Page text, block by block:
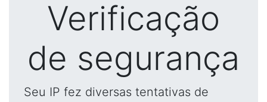
Verificação
de segurança
Seu IP fez diversas tentativas de